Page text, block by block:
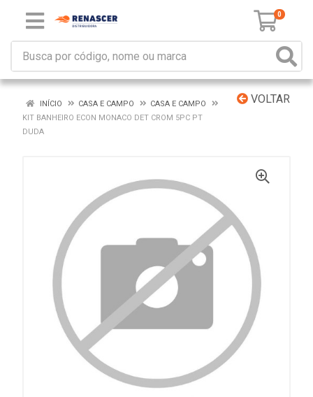
0
VOLTAR
INÍCIO CASA E CAMPO
CASA E CAMPO
KIT BANHEIRO ECON MONACO DET CROM 5PC PT
DUDA